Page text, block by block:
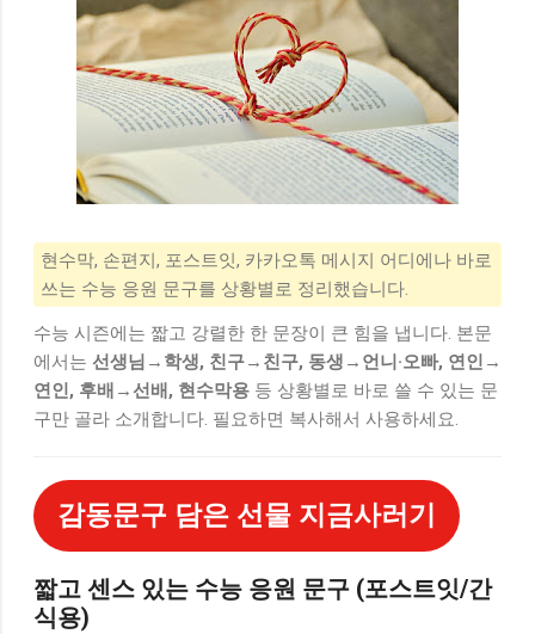
현수막, 손편지, 포스트잇, 카카오톡 메시지 어디에나 바로
쓰는 수능 응원 문구를 상황별로 정리했습니다.
수능 시즌에는 짧고 강렬한 한 문장이 큰 힘을 냅니다. 본문
에서는 선생님→학생, 친구→친구, 동생→언니·오빠, 연인→
연인, 후배→선배, 현수막용 등 상황별로 바로 쓸 수 있는 문
구만 골라 소개합니다. 필요하면 복사해서 사용하세요.
감동문구 담은 선물 지금사러기
짧고 센스 있는 수능 응원 문구 (포스트잇/간
식용)